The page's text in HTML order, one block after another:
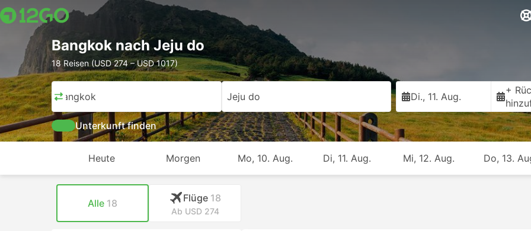
Bangkok nach Jeju do
18 Reisen (USD 274 – USD 1017)
Bangkok Jeju do Di., 11. Aug.
+
Unterkunft finden
Heute Morgen Mo, 10. Aug. Di, 11. Aug. Mi, 12. Aug. Do, 13.
Alle 18 Flüge 18
Ab USD 274